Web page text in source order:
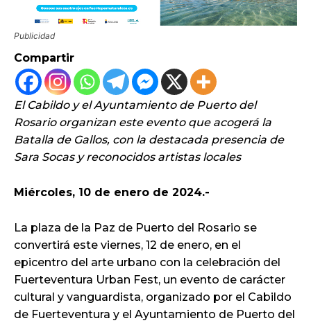
Publicidad
Compartir
El Cabildo y el Ayuntamiento de Puerto del
Rosario organizan este evento que acogerá la
Batalla de Gallos, con la destacada presencia de
Sara Socas y reconocidos artistas locales
Miércoles, 10 de enero de 2024.-
La plaza de la Paz de Puerto del Rosario se
convertirá este viernes, 12 de enero, en el
epicentro del arte urbano con la celebración del
Fuerteventura Urban Fest, un evento de carácter
cultural y vanguardista, organizado por el Cabildo
de Fuerteventura y el Ayuntamiento de Puerto del